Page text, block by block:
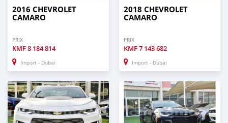
2016 CHEVROLET
CAMARO
PRIX
KMF8 184 814
Import - Dubai
2018 CHEVROLET
CAMARO
PRIX
KMF7 143 682
Import - Dubai